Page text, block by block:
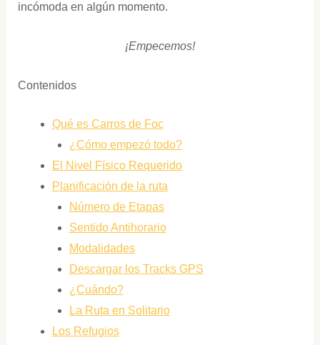
incómoda en algún momento.
¡Empecemos!
Contenidos
Qué es Carros de Foc
¿Cómo empezó todo?
El Nivel Físico Requerido
Planificación de la ruta
Número de Etapas
Sentido Antihorario
Modalidades
Descargar los Tracks GPS
¿Cuándo?
La Ruta en Solitario
Los Refugios